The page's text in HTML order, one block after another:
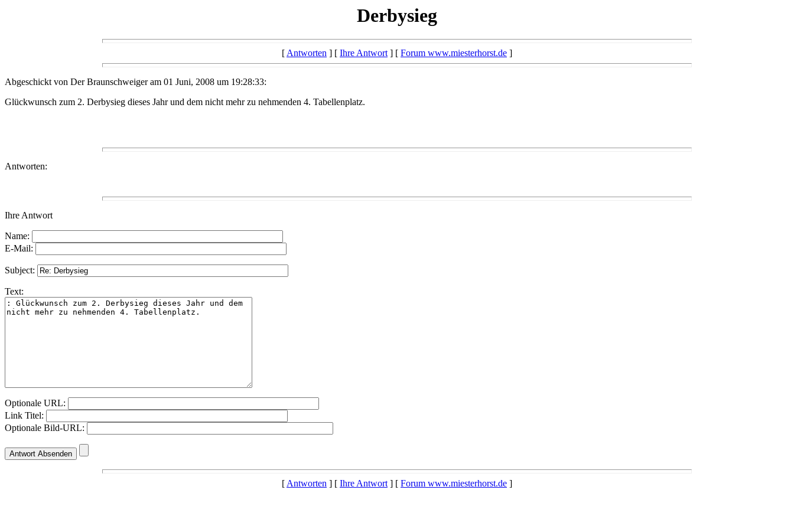
Derbysieg
[Antworten ] [ Ihre Antwort] [ Forum www.miesterhorst.de ]
Abgeschickt von Der Braunschweiger am 01 Juni, 2008 um 19:28:33:
Glückwunsch zum 2. Derbysieg dieses Jahr und dem nicht mehr zu nehmenden 4. Tabellenplatz.
Antworten:
Ihre Antwort
Name:
E-Mail:
Subject:
Text:
Optionale URL:
Link Titel:
Optionale Bild-URL:
[Antworten ] [ Ihre Antwort] [ Forum www.miesterhorst.de ]